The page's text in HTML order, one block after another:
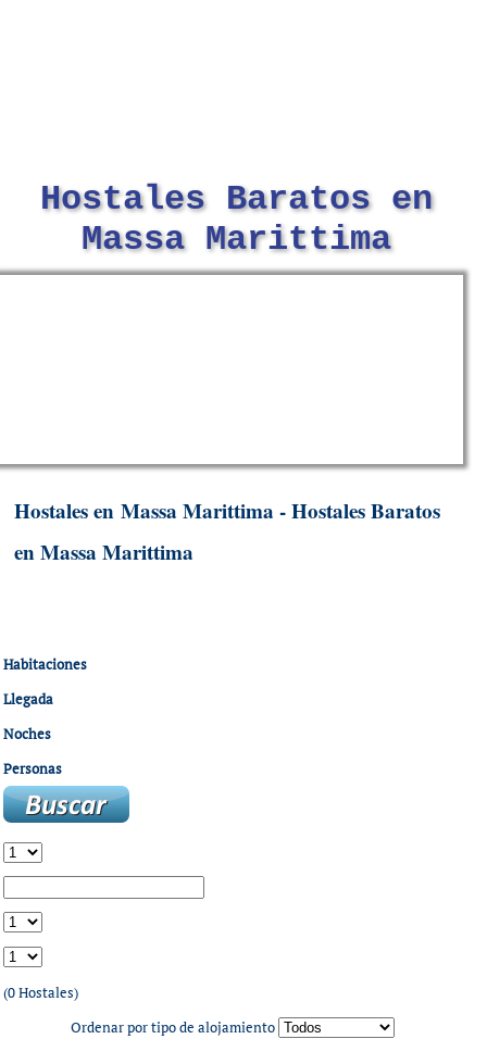
Hostales Baratos en
Massa Marittima
Hostales en Massa Marittima - Hostales Baratos
en Massa Marittima
Habitaciones
Llegada
Noches
Personas
(0 Hostales)
Ordenar por tipo de alojamiento